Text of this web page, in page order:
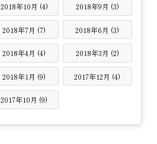
2018年10月 (4) 2018年9月 (3)
2018年7月 (7) 2018年6月 (3)
2018年4月 (4) 2018年3月 (2)
2018年1月 (9) 2017年12月 (4)
2017年10月 (9)